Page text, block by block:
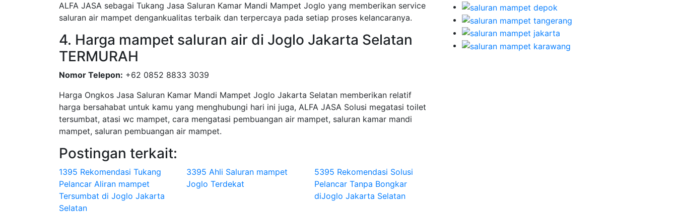
ALFA JASA sebagai Tukang Jasa Saluran Kamar Mandi Mampet Joglo yang memberikan service
saluran air mampet dengankualitas terbaik dan terpercaya pada setiap proses kelancaranya.
4. Harga mampet saluran air di Joglo Jakarta Selatan
TERMURAH
Nomor Telepon: +62 0852 8833 3039
Harga Ongkos Jasa Saluran Kamar Mandi Mampet Joglo Jakarta Selatan memberikan relatif
harga bersahabat untuk kamu yang menghubungi hari ini juga, ALFA JASA Solusi megatasi toilet
tersumbat, atasi wc mampet, cara mengatasi pembuangan air mampet, saluran kamar mandi
mampet, saluran pembuangan air mampet.
Postingan terkait:
1395 Rekomendasi Tukang
Pelancar Aliran mampet
Tersumbat di Joglo Jakarta
Selatan
3395 Ahli Saluran mampet
Joglo Terdekat
5395 Rekomendasi Solusi
Pelancar Tanpa Bongkar
diJoglo Jakarta Selatan